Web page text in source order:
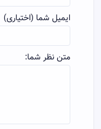
ایمیل شما (اختیاری)
متن نظر شما: